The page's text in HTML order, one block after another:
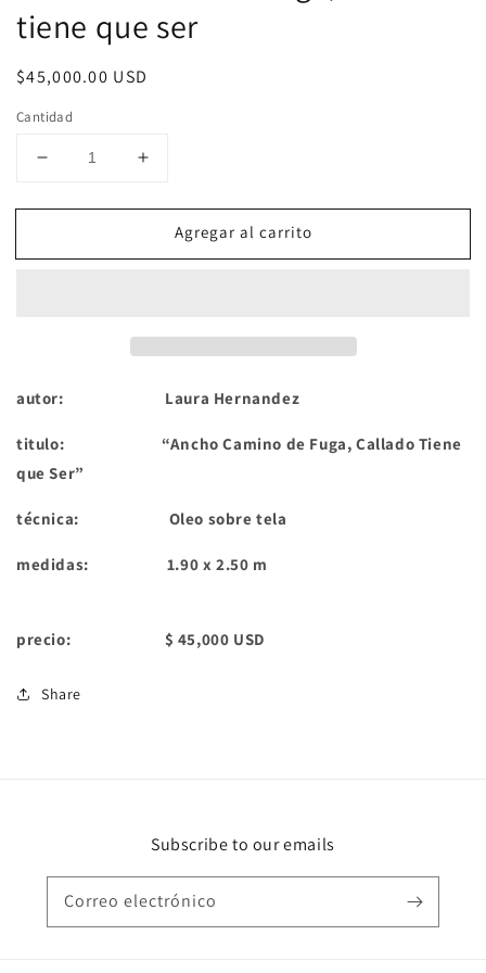
tiene que ser
Precio
$45,000.00 USD
Cantidad
Reducir
para
camino
ser
Aumentar
para
Ancho
camino
ser
Agregar al carrito
autor: Laura Hernandez
titulo: “Ancho Camino de Fuga, Callado Tiene
que Ser”
técnica: Oleo sobre tela
medidas: 1.90 x 2.50 m
precio: $ 45,000 USD
Share
Subscribe to our emails
Correo electrónico